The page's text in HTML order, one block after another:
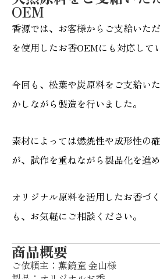
OEM
香源では、お客様からご支給いた
を使用したお香OEMにも対応して
今回も、松葉や炭原料をご支給い
かしながら製造を行いました。
素材によっては燃焼性や成形性の
が、試作を重ねながら製品化を進
オリジナル原料を活用したお香づ
も、お気軽にご相談ください。
商品概要
ご依頼主：薫鏡童 金山様